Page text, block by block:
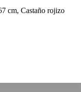
cm, Castaño rojizo